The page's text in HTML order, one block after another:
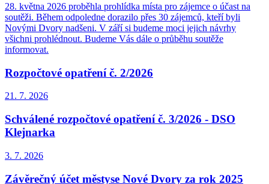
28. května 2026 proběhla prohlídka místa pro zájemce o účast na
soutěži. Během odpoledne dorazilo přes 30 zájemců, kteří byli
Novými Dvory nadšeni. V září si budeme moci jejich návrhy
všichni prohlédnout. Budeme Vás dále o průběhu soutěže
informovat.
Rozpočtové opatření č. 2/2026
21. 7. 2026
Schválené rozpočtové opatření č. 3/2026 - DSO
Klejnarka
3. 7. 2026
Závěrečný účet městyse Nové Dvory za rok 2025